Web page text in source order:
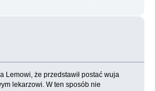
Lemowi, że przedstawił postać wuja
lekarzowi. W ten sposób nie